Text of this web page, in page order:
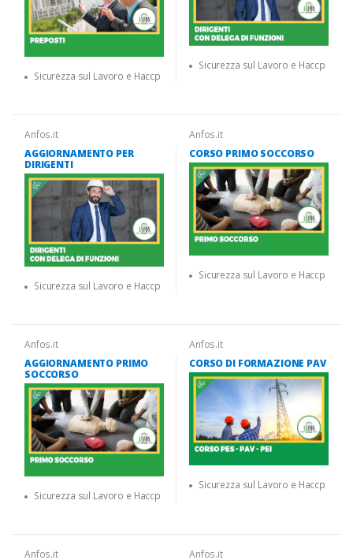
Sicurezza sul Lavoro e Haccp
Sicurezza sul Lavoro e Haccp
Anfos.it
AGGIORNAMENTO PER
DIRIGENTI
Sicurezza sul Lavoro e Haccp
Anfos.it
CORSO PRIMO SOCCORSO
Sicurezza sul Lavoro e Haccp
Anfos.it
AGGIORNAMENTO PRIMO
SOCCORSO
Sicurezza sul Lavoro e Haccp
Anfos.it
CORSO DI FORMAZIONE PAV
Sicurezza sul Lavoro e Haccp
Anfos.it
Anfos.it